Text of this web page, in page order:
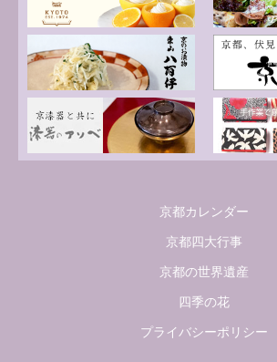
京都カレンダー
京都四大行事
京都の世界遺産
四季の花
プライバシーポリシー